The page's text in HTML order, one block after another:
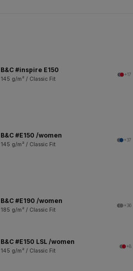
B&C #inspire E150
145 g/m² / Classic Fit
+17
B&C #E150 /women
145 g/m² / Classic Fit
+37
B&C #E190 /women
185 g/m² / Classic Fit
+36
B&C #E150 LSL /women
145 g/m² / Classic Fit
+8